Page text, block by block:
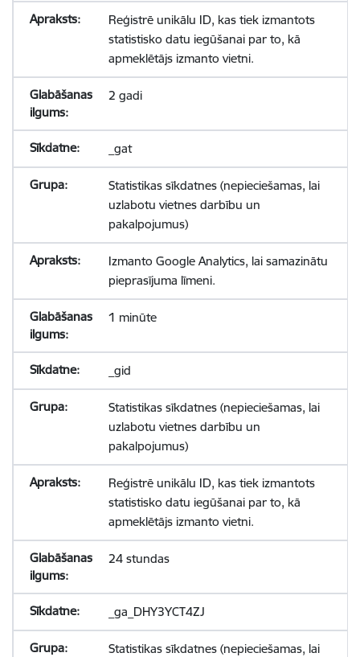
Reģistrē unikālu ID, kas tiek izmantots
statistisko datu iegūšanai par to, kā
apmeklētājs izmanto vietni.
2 gadi
_gat
Statistikas sīkdatnes (nepieciešamas, lai
uzlabotu vietnes darbību un
pakalpojumus)
Izmanto Google Analytics, lai samazinātu
pieprasījuma līmeni.
1 minūte
_gid
Statistikas sīkdatnes (nepieciešamas, lai
uzlabotu vietnes darbību un
pakalpojumus)
Reģistrē unikālu ID, kas tiek izmantots
statistisko datu iegūšanai par to, kā
apmeklētājs izmanto vietni.
24 stundas
_ga_DHY3YCT4ZJ
Statistikas sīkdatnes (nepieciešamas, lai